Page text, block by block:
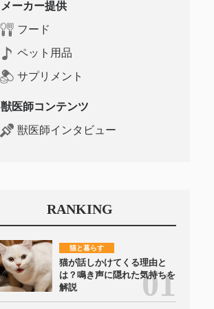
メーカー提供
フード
ペット用品
サプリメント
獣医師コンテンツ
獣医師インタビュー
RANKING
猫と暮らす
猫が話しかけてくる理由と
は？鳴き声に隠れた気持ちを
解説